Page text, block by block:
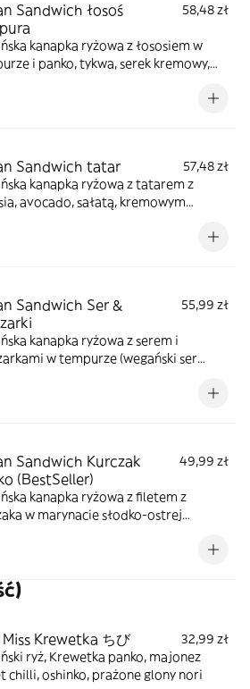
Sandwich łosoś
58,48 zł
kanapka ryżowa z łososiem w
i panko, tykwa, serek kremowy,
Sandwich tatar
57,48 zł
kanapka ryżowa z tatarem z
avocado, sałatą, kremowym
Sandwich Ser &
55,99 zł
kanapka ryżowa z serem i
w tempurze (wegański ser
Sandwich Kurczak
(BestSeller)
49,99 zł
kanapka ryżowa z filetem z
w marynacie słodko-ostrej
Krewetka ちび
32,99 zł
ryż, Krewetka panko, majonez
chilli, oshinko, prażone glony nori